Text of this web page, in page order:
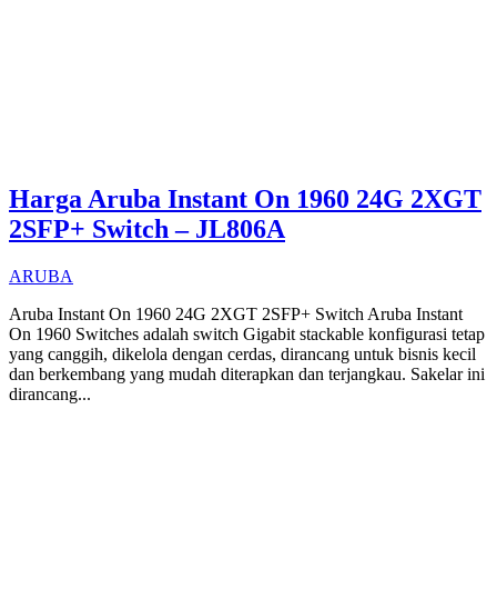
Harga Aruba Instant On 1960 24G 2XGT
2SFP+ Switch – JL806A
ARUBA
Aruba Instant On 1960 24G 2XGT 2SFP+ Switch Aruba Instant
On 1960 Switches adalah switch Gigabit stackable konfigurasi tetap
yang canggih, dikelola dengan cerdas, dirancang untuk bisnis kecil
dan berkembang yang mudah diterapkan dan terjangkau. Sakelar ini
dirancang...